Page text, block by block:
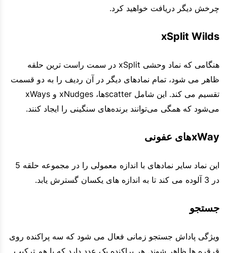
چرخش دیگر دریافت خواهید کرد.
xSplit Wilds
هنگامی که نماد وحشی xSplit در سمت راست ترین حلقه
ظاهر می شود، تمام نمادهای دیگر در آن ردیف را به دو قسمت
تقسیم می کند. این شامل scatterها، xNudges و xWays
می‌شود که همگی می‌توانند برنده‌های سنگینی را ایجاد کنند.
xWayهای عفونی
این نماد سایر نمادهای با اندازه معمولی را در مجموعه حلقه 5
در 3 آلوده می کند تا به اندازه های یکسان گسترش یابد.
جستجو
ویژگی پاداش جستجو زمانی فعال می شود که سه پراکنده روی